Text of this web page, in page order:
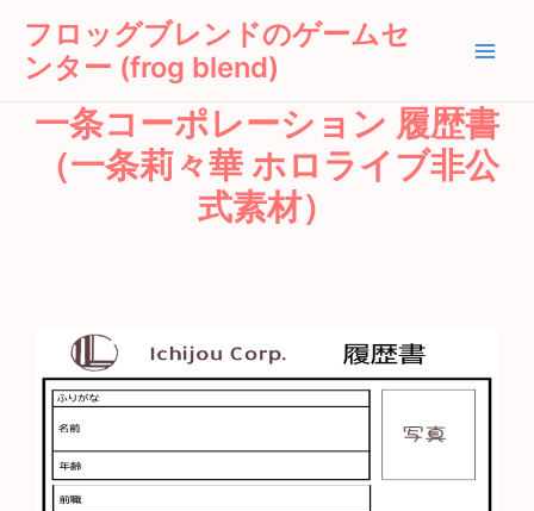
フロッグブレンドのゲームセ
ンター (frog blend)
一条コーポレーション 履歴書
（一条莉々華 ホロライブ非公
式素材）